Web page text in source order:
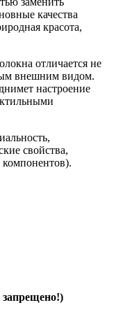
качества
красота,
отличается не
внешним видом.
настроение
свойства,
компонентов).
запрещено!)